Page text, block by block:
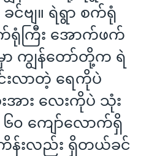
င်ဗျ။ ရဲရွာ စက်ရုံ
ရုံကြီး အောက်ဖက်
ကျွန်တော်တို့က ရဲ
းလာတဲ့ ရေကိုပဲ
ား လေးကိုပဲ သုံး
၆၀ ကျော်လောက်ရှိ
န်းလည်း ရှိတယ်ခင်